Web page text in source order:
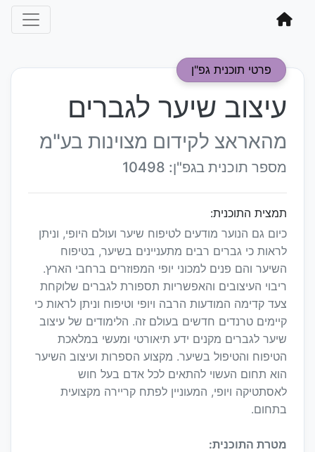
פרטי תוכנית גפ"ן
עיצוב שיער לגברים
מהאראצ לקידום מצוינות בע"מ
מספר תוכנית בגפ"ן: 10498
תמצית התוכנית:
כיום גם הנוער מודעים לטיפוח שיער ועולם היופי, וניתן
לראות כי גברים רבים מתעניינים בשיער, בטיפוח
השיער והם פנים למכוני יופי המפוזרים ברחבי הארץ.
ריבוי העיצובים והאפשריות תספורת לגברים שלוקחת
צעד קדימה המודעות הרבה ויופי וטיפוח וניתן לראות כי
קיימים טרנדים חדשים בעולם זה. הלימודים של עיצוב
שיער לגברים מקנים ידע תיאורטי ומעשי במלאכת
הטיפוח והטיפול בשיער. מקצוע הספרות ועיצוב השיער
הוא תחום העשוי להתאים לכל אדם בעל חוש
לאסתטיקה ויופי, המעוניין לפתח קריירה מקצועית
בתחום.
מטרת התוכנית: